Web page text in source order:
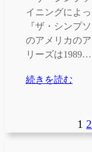
イニングによ
『ザ・シンプ
のアメリカの
リーズは1989…
続きを読む
1 2